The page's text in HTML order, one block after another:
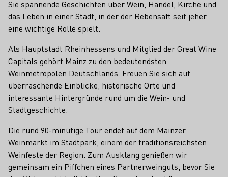
Sie spannende Geschichten über Wein, Handel, Kirche und
das Leben in einer Stadt, in der der Rebensaft seit jeher
eine wichtige Rolle spielt.
Als Hauptstadt Rheinhessens und Mitglied der Great Wine
Capitals gehört Mainz zu den bedeutendsten
Weinmetropolen Deutschlands. Freuen Sie sich auf
überraschende Einblicke, historische Orte und
interessante Hintergründe rund um die Wein- und
Stadtgeschichte.
Die rund 90-minütige Tour endet auf dem Mainzer
Weinmarkt im Stadtpark, einem der traditionsreichsten
Weinfeste der Region. Zum Ausklang genießen wir
gemeinsam ein Piffchen eines Partnerweinguts, bevor Sie